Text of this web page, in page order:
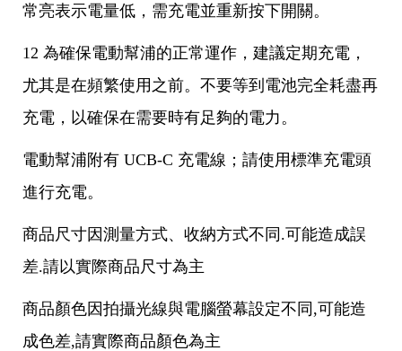
常亮表示電量低，需充電並重新按下開關。
12 為確保電動幫浦的正常運作，建議定期充電，
尤其是在頻繁使用之前。不要等到電池完全耗盡再
充電，以確保在需要時有足夠的電力。
電動幫浦附有 UCB-C 充電線；請使用標準充電頭
進行充電。
商品尺寸因測量方式、收納方式不同.可能造成誤
差.請以實際商品尺寸為主
商品顏色因拍攝光線與電腦螢幕設定不同,可能造
成色差,請實際商品顏色為主